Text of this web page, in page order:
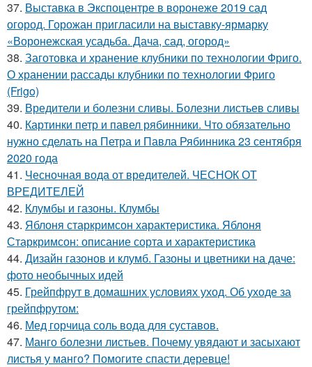
37. Выставка в Экспоцентре в воронеже 2019 сад
огород. Горожан пригласили на выставку-ярмарку
«Воронежская усадьба. Дача, сад, огород»
38. Заготовка и хранение клубники по технологии Фриго.
О хранении рассады клубники по технологии Фриго
(Frigo)
39. Вредители и болезни сливы. Болезни листьев сливы
40. Картинки петр и павел рябинники. Что обязательно
нужно сделать на Петра и Павла Рябинника 23 сентября
2020 года
41. Чесночная вода от вредителей. ЧЕСНОК ОТ
ВРЕДИТЕЛЕЙ
42. Клумбы и газоны. Клумбы
43. Яблоня старкримсон характеристика. Яблоня
Старкримсон: описание сорта и характеристика
44. Дизайн газонов и клумб. Газоны и цветники на даче:
фото необычных идей
45. Грейпфрут в домашних условиях уход. Об уходе за
грейпфрутом:
46. Мед горчица соль вода для суставов.
47. Манго болезни листьев. Почему увядают и засыхают
листья у манго? Помогите спасти деревце!